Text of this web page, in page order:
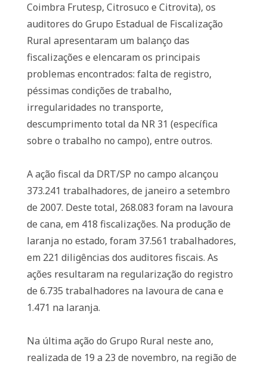
Coimbra Frutesp, Citrosuco e Citrovita), os
auditores do Grupo Estadual de Fiscalização
Rural apresentaram um balanço das
fiscalizações e elencaram os principais
problemas encontrados: falta de registro,
péssimas condições de trabalho,
irregularidades no transporte,
descumprimento total da NR 31 (específica
sobre o trabalho no campo), entre outros.
A ação fiscal da DRT/SP no campo alcançou
373.241 trabalhadores, de janeiro a setembro
de 2007. Deste total, 268.083 foram na lavoura
de cana, em 418 fiscalizações. Na produção de
laranja no estado, foram 37.561 trabalhadores,
em 221 diligências dos auditores fiscais. As
ações resultaram na regularização do registro
de 6.735 trabalhadores na lavoura de cana e
1.471 na laranja.
Na última ação do Grupo Rural neste ano,
realizada de 19 a 23 de novembro, na região de